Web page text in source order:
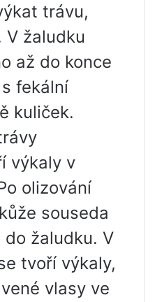
trávu,
V žaludku
až do konce
fekální
kuliček.
výkaly v
olizování
souseda
žaludku. V
tvoří výkaly,
vlasy ve